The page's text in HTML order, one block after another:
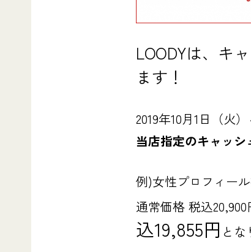
LOODYは、キ
ます！
2019年10月1日（火
当店指定のキャッ
例)女性プロフィー
通常価格 税込
込19,855円 とな